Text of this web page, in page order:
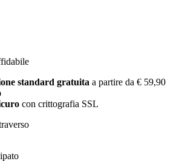
standard gratuita a partire da € 59,90
con crittografia SSL